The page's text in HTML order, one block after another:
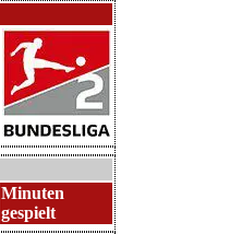
Minuten
gespielt